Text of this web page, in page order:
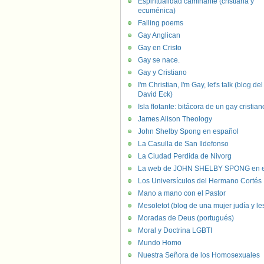
ecuménica)
Falling poems
Gay Anglican
Gay en Cristo
Gay se nace.
Gay y Cristiano
I'm Christian, I'm Gay, let's talk (blog del
David Eck)
Isla flotante: bitácora de un gay
James Alison Theology
John Shelby Spong en español
La Casulla de San Ildefonso
La Ciudad Perdida de Nivorg
La web de JOHN SHELBY SPONG en
Los Universículos del Hermano Cortés
Mano a mano con el Pastor
Mesoletot (blog de una mujer judía y
Moradas de Deus (portugués)
Moral y Doctrina LGBTI
Mundo Homo
Nuestra Señora de los Homosexuales